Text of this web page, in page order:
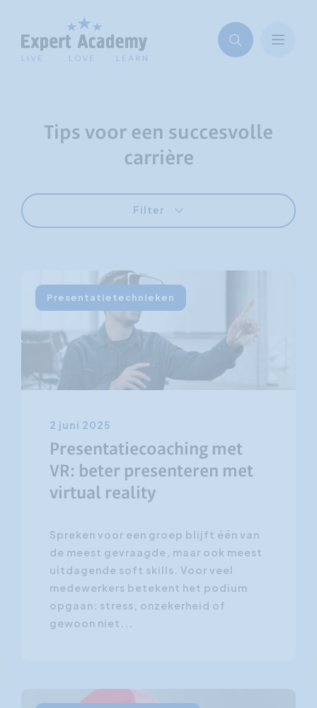
Tips voor een succesvolle
carrière
Filter
Presentatietechnieken
2 juni 2025
Presentatiecoaching met
VR: beter presenteren met
virtual reality
Spreken voor een groep blijft één van
de meest gevraagde, maar ook meest
uitdagende soft skills. Voor veel
medewerkers betekent het podium
opgaan: stress, onzekerheid of
gewoon niet...